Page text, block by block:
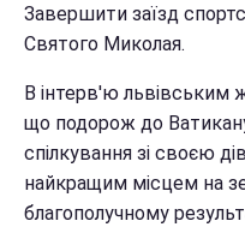
Завершити заїзд
Святого Миколая.
В інтерв'ю львівським
що подорож до
спілкування зі своєю
найкращим місцем на
благополучному